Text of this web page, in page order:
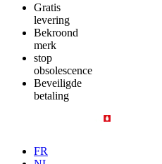
Gratis
levering
Bekroond
merk
stop
obsolescence
Beveiligde
betaling
FR